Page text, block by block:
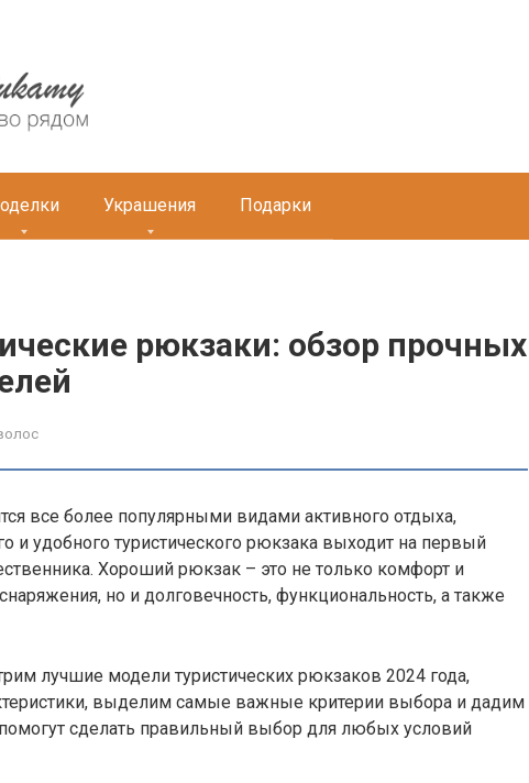
Украшения Подарки
рюкзаки: обзор прочных
все более популярными видами активного отдыха,
и удобного туристического рюкзака выходит на первый
Хороший рюкзак – это не только комфорт и
но и долговечность, функциональность, а также
лучшие модели туристических рюкзаков 2024 года,
выделим самые важные критерии выбора и дадим
сделать правильный выбор для любых условий